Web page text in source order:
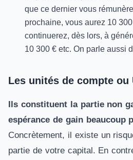
que ce dernier vous
prochaine, vous aurez 10
continuerez, dès lors, à
10 300 € etc. On parle aussi
Les unités de compte ou
Ils constituent la partie non
espérance de gain beaucoup
Concrètement, il existe un
partie de votre capital. En